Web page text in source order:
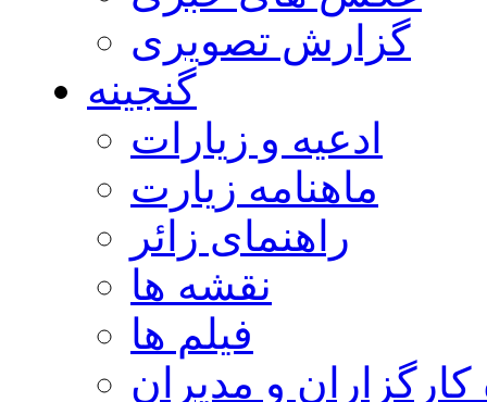
گزارش تصویری
گنجینه
ادعیه و زیارات
ماهنامه زیارت
راهنمای زائر
نقشه ها
فیلم ها
كارگزاران و مديران